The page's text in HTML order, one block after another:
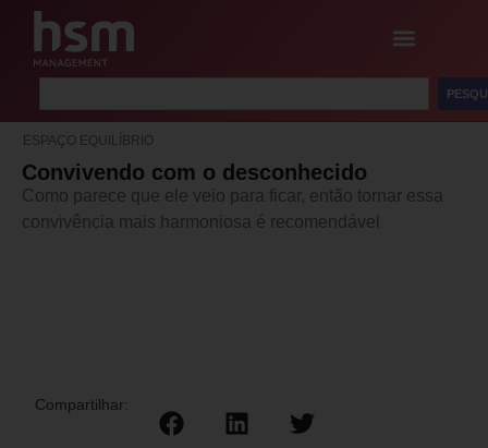
ESPAÇO EQUILÍBRIO
Convivendo com o desconhecido
Como parece que ele veio para ficar, então tornar essa
convivência mais harmoniosa é recomendável
Compartilhar: